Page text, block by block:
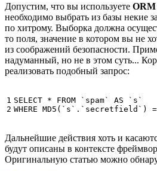
Допустим, что вы используете ORM
необходимо выбрать из базы некие
по хитрому. Выборка должна
то поля, значение в котором вы не
из соображений безопасности.
надуманный, но не в этом суть...
реализовать подобный запрос:
1
2
SELECT * FROM `spam` AS
`s`
WHERE MD5 ( `s` . `secretfield` ) =
Дальнейшие действия хоть и
будут описаны в контексте
Оригинальную статью можно